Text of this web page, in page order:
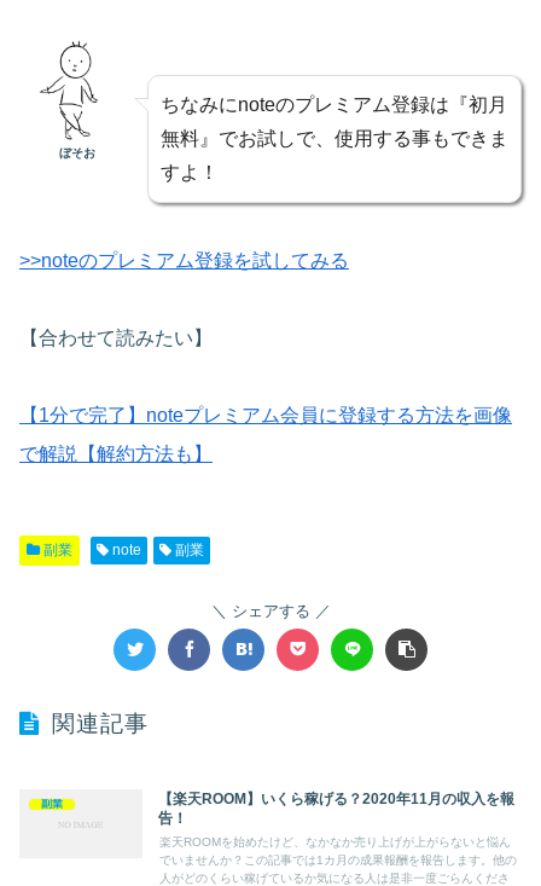
ぼそお
ちなみにnoteのプレミアム登録は『初月
無料』でお試しで、使用する事もできま
すよ！
>>noteのプレミアム登録を試してみる
【合わせて読みたい】
【1分で完了】noteプレミアム会員に登録する方法を画像
で解説【解約方法も】
副業 note 副業
シェアする
関連記事
副業
【楽天ROOM】いくら稼げる？2020年11月の収入を報
告！
楽天ROOMを始めたけど、なかなか売り上げが上がらないと悩ん
でいませんか？この記事では1カ月の成果報酬を報告します。他の
人がどのくらい稼げているか気になる人は是非一度ごらんくださ